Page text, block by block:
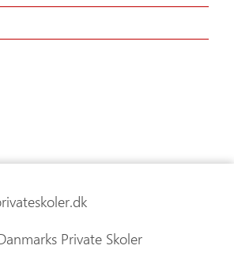
Private Skoler